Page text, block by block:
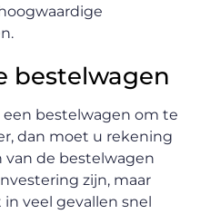
bestelwagen
bestelwagen om te
dan moet u rekening
de bestelwagen
zijn, maar
veel gevallen snel